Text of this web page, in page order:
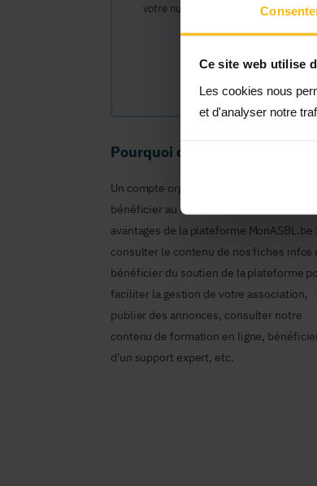
Ce site web utilise
Les cookies nous
et d'analyser notre
votre numéro Banque Carrefour de
Pourquoi devenir membre en
Un compte organisme est nécessaire pour
bénéficier au nom de votre ASBL des
avantages de la plateforme MonASBL.be :
consulter le contenu de nos fiches infos
bénéficier du soutien de la plateforme
faciliter la gestion de votre association,
publier des annonces, consulter notre
contenu de formation en ligne,
d'un support expert, etc.